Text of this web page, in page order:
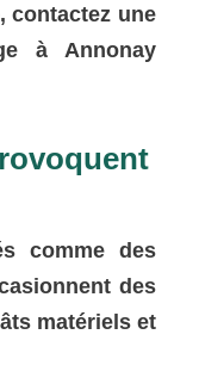
contactez une
à Annonay
comme des
des
matériels et